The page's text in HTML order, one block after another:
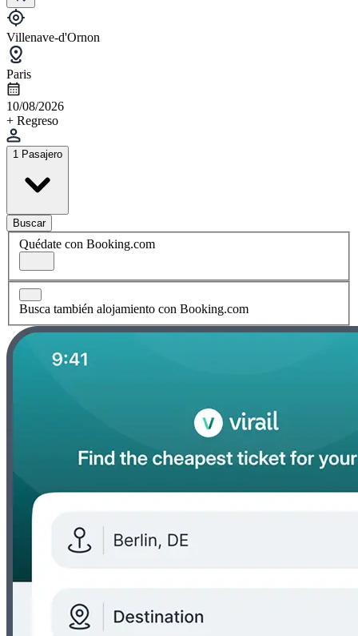
Villenave-d'Ornon
Paris
10/08/2026
+ Regreso
1 Pasajero
Buscar
Quédate con Booking.com
Busca también alojamiento con Booking.com